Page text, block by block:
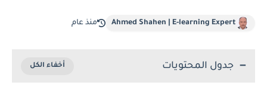
Ahmed Shahen | E-learning Expert منذ عام
جدول المحتويات